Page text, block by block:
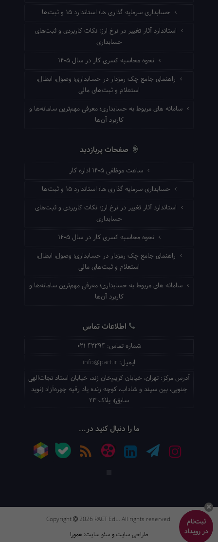
ثبت‌نام
در رویداد
حسابداری سرمایه گذاری ها؛ استاندارد ۱۵ و ثبت‌ها
استاندارد آثار تغییر در نرخ ارز؛ نکات کاربردی و ثبت‌های
حسابداری
نحوه محاسبه کسری کار در سال ۱۴۰۵
راهنمای جامع چک رمزدار در حسابداری؛ وصول، ابطال،
استعلام و ثبت‌های مالی
سامانه های مربوط به حسابداری؛ معرفی مهم‌ترین سامانه‌ها و
کاربرد آن‌ها
صفحات پربازدید
ساعت موظفی ۱۴۰۵ اداره کار
حسابداری سرمایه گذاری ها؛ استاندارد ۱۵ و ثبت‌ها
استاندارد آثار تغییر در نرخ ارز؛ نکات کاربردی و ثبت‌های
حسابداری
نحوه محاسبه کسری کار در سال ۱۴۰۵
راهنمای جامع چک رمزدار در حسابداری؛ وصول، ابطال،
استعلام و ثبت‌های مالی
سامانه های مربوط به حسابداری؛ معرفی مهم‌ترین سامانه‌ها و
کاربرد آن‌ها
اطلاعات تماس
شماره تماس: 021 42294
ایمیل: info@pact.ir
آدرس مرکز: تهران، خیابان کریم‌خان زند، خیابان استاد نجات‌الهی
جنوبی، بین سپند و شاداب، کوچه زنده یاد رقیه چهره‌آزاد (نوید
سابق)، پلاک 23
ما را دنبال کنید در...
Copyright 2026 PACT Edu. All rights reserved.
طراحی سایتو سئو سایت: همورا